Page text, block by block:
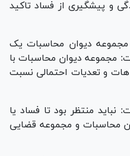
و پیشگیری از فساد تاکید
مجموعه دیوان محاسبات یک
مجموعه دیوان محاسبات با
و تعدیات احتمالی نسبت
نباید منتظر بود تا فساد یا
محاسبات و مجموعه قضایی